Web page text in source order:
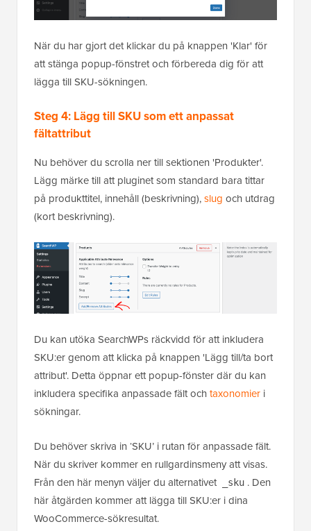
När du har gjort det klickar du på knappen 'Klar' för
att stänga popup-fönstret och förbereda dig för att
lägga till SKU-sökningen.
Steg 4: Lägg till SKU som ett anpassat
fältattribut
Nu behöver du scrolla ner till sektionen 'Produkter'.
Lägg märke till att pluginet som standard bara tittar
på produkttitel, innehåll (beskrivning),slug och utdrag
(kort beskrivning).
Du kan utöka SearchWPs räckvidd för att inkludera
SKU:er genom att klicka på knappen 'Lägg till/ta bort
attribut'. Detta öppnar ett popup-fönster där du kan
inkludera specifika anpassade fält ochtaxonomier i
sökningar.
Du behöver skriva in ‘SKU’ i rutan för anpassade fält.
När du skriver kommer en rullgardinsmeny att visas.
Från den här menyn väljer du alternativet
_sku . Den
här åtgärden kommer att lägga till SKU:er i dina
WooCommerce-sökresultat.